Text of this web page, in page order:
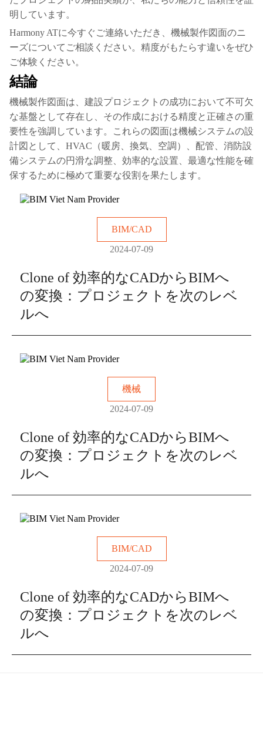
明しています。
Harmony ATに今すぐご連絡いただき、機械製作図面のニ
ーズについてご相談ください。精度がもたらす違いをぜひ
ご体験ください。
結論
機械製作図面は、建設プロジェクトの成功において不可欠
な基盤として存在し、その作成における精度と正確さの重
要性を強調しています。これらの図面は機械システムの設
計図として、HVAC（暖房、換気、空調）、配管、消防設
備システムの円滑な調整、効率的な設置、最適な性能を確
保するために極めて重要な役割を果たします。
BIM/CAD
2024-07-09
Clone of 効率的なCADからBIMへ
の変換：プロジェクトを次のレベ
ルへ
機械
2024-07-09
Clone of 効率的なCADからBIMへ
の変換：プロジェクトを次のレベ
ルへ
BIM/CAD
2024-07-09
Clone of 効率的なCADからBIMへ
の変換：プロジェクトを次のレベ
ルへ